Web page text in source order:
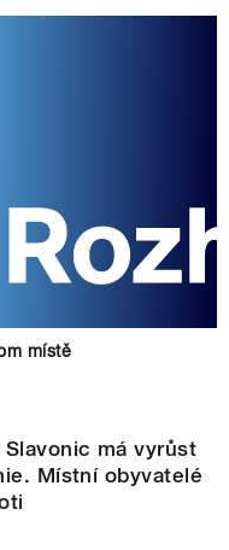
místě
má vyrůst
Místní obyvatelé